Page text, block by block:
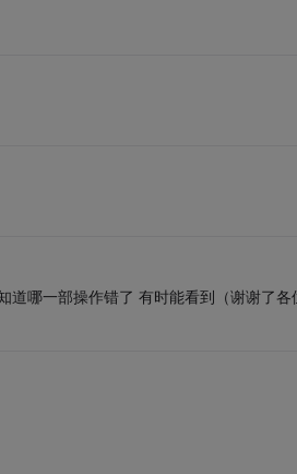
哪一部操作错了 有时能看到（谢谢了各